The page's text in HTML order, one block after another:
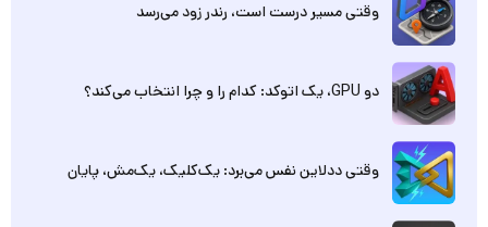
وقتی مسیر درست است، رندر زود می‌رسد
دو GPU، یک اتوکد: کدام را و چرا انتخاب می‌کند؟
وقتی ددلاین نفس می‌برد: یک‌کلیک، یک‌مش، پایان